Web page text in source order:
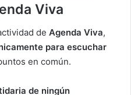
Viva
de Agenda Viva,
para escuchar
en común.
de ningún